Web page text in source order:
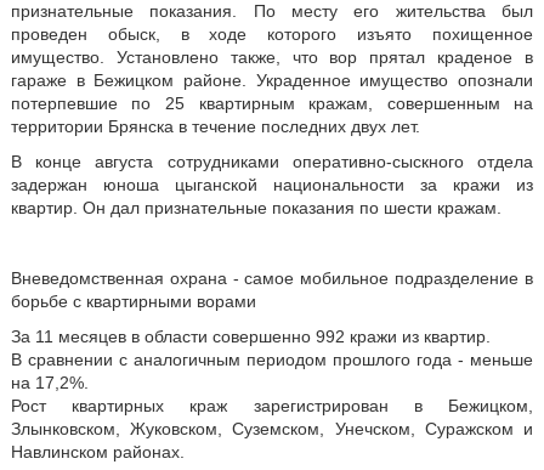
признательные показания. По месту его жительства был
проведен обыск, в ходе которого изъято похищенное
имущество. Установлено также, что вор прятал краденое в
гараже в Бежицком районе. Украденное имущество опознали
потерпевшие по 25 квартирным кражам, совершенным на
территории Брянска в течение последних двух лет.
В конце августа сотрудниками оперативно-сыскного отдела
задержан юноша цыганской национальности за кражи из
квартир. Он дал признательные показания по шести кражам.
Вневедомственная охрана - самое мобильное подразделение в
борьбе с квартирными ворами
За 11 месяцев в области совершенно 992 кражи из квартир.
В сравнении с аналогичным периодом прошлого года - меньше
на 17,2%.
Рост квартирных краж зарегистрирован в Бежицком,
Злынковском, Жуковском, Суземском, Унечском, Суражском и
Навлинском районах.